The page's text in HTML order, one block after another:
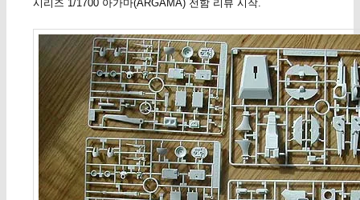
시리즈 1/1700 아가마(ARGAMA) 전함 리뷰 시작.